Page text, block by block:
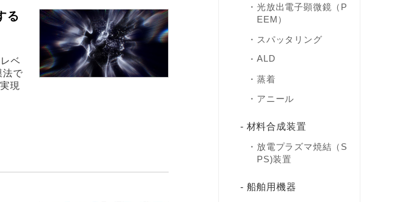
る
ベ
法で
現
光放出電子顕微鏡（P
EEM）
スパッタリング
ALD
蒸着
アニール
材料合成装置
放電プラズマ焼結（S
PS)装置
船舶用機器